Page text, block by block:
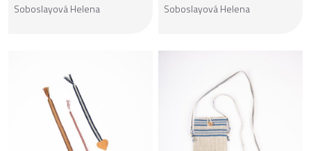
Soboslayová Helena Soboslayová Helena